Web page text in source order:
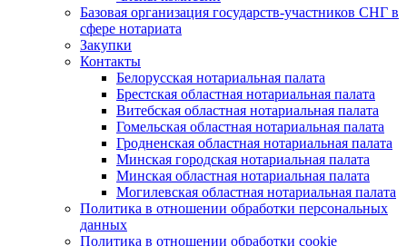
Базовая организация государств-участников СНГ в
сфере нотариата
Закупки
Контакты
Белорусская нотариальная палата
Брестская областная нотариальная палата
Витебская областная нотариальная палата
Гомельская областная нотариальная палата
Гродненская областная нотариальная палата
Минская городская нотариальная палата
Минская областная нотариальная палата
Могилевская областная нотариальная палата
Политика в отношении обработки персональных
данных
Политика в отношении обработки cookie